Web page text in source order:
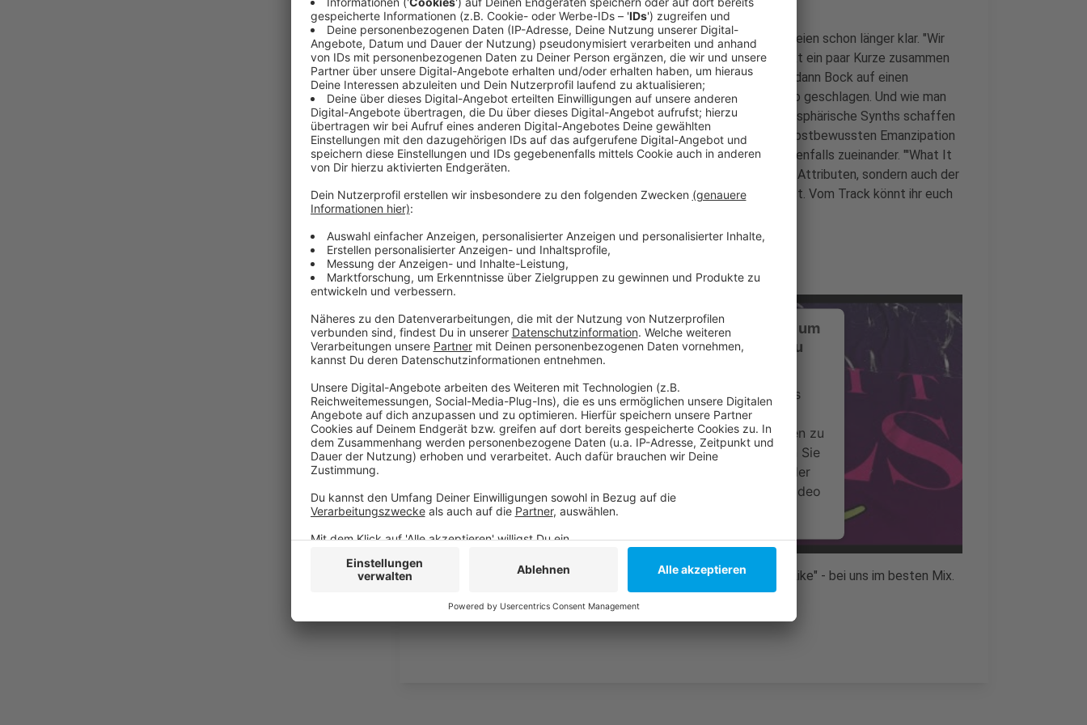
Dass ihre Zusammenarbeit so gut funktionieren würde, war den dreien schon länger klar. "Wir
haben uns beim Amsterdam Dance Event kennengelernt und direkt ein paar Kurze zusammen
getrunken und gefeiert bis morgens um 6. Voll schnell hatten wir dann Bock auf einen
gemeinsamen Track." Die Brücke von Berlin nach Salzburg war also geschlagen. Und wie man
so hört, lief es im Studio genauso rund. Pluckige Synths und atmosphärische Synths schaffen
eine Sound-Umgebung für klare Vocals. Die Lyrics, die von der selbstbewussten Emanzipation
aus einer "Situationship" handeln, passen für die Protagonisten ebenfalls zueinander. "'What It
Feels Like' ist nur das perfekte Match aus unseren musikalischen Attributen, sondern auch der
perfekte Song für eure Frühlingsplaylist", sagen sie selbstbewusst. Vom Track könnt ihr euch
Anzeige
Wir benötigen Ihre Zustimmung, um
den YouTube Video-Service zu
Wir verwenden einen Service eines
Drittanbieters, um Videoinhalte
einzubetten. Dieser Service kann Daten zu
Ihren Aktivitäten sammeln. Bitte lesen Sie
die Details durch und stimmen Sie der
Nutzung des Service zu, um dieses Video
Mehr Informationen
powered byUsercentrics Consent Management
Der Frühlingsson von Toby Romeo und YouNotUs "What It Feels Like" - bei uns im besten Mix.
Anzeige